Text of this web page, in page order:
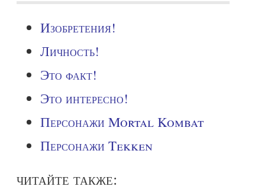
Изобретения!
Личность!
Это факт!
Это интересно!
Персонажи Mortal Kombat
Персонажи Tekken
читайте также: